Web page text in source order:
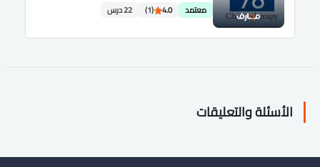
معتمد 4.0
(1) 22 درس
الأسئلة والتعليقات